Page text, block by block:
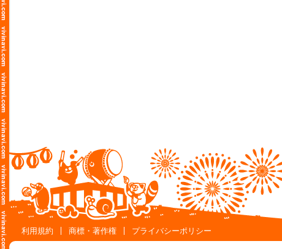
利用規約
商標・著作権 プライバシーポリシー